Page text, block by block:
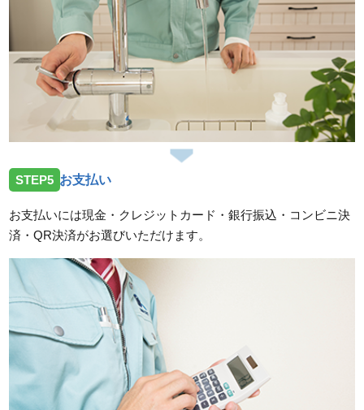
STEP5 お支払い
お支払いには現金・クレジットカード・銀行振込・コンビニ決
済・QR決済がお選びいただけます。